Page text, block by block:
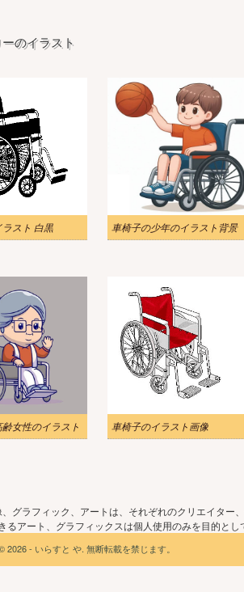
のイラスト
スト 白黒 車椅子の少年のイラスト背景
女性のイラスト 車椅子のイラスト画像
、グラフィック、アートは、それぞれのクリエイタ
るアート、グラフィックスは個人使用のみを目的と
2026 - いらすと や. 無断転載を禁じます。